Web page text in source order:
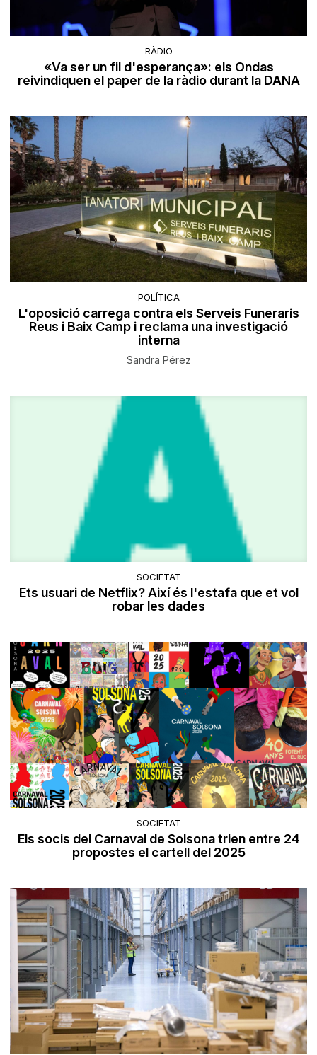
RÀDIO
«Va ser un fil d'esperança»: els Ondas
reivindiquen el paper de la ràdio durant la DANA
POLÍTICA
L'oposició carrega contra els Serveis Funeraris
Reus i Baix Camp i reclama una investigació
interna
Sandra Pérez
SOCIETAT
Ets usuari de Netflix? Així és l'estafa que et vol
robar les dades
SOCIETAT
Els socis del Carnaval de Solsona trien entre 24
propostes el cartell del 2025